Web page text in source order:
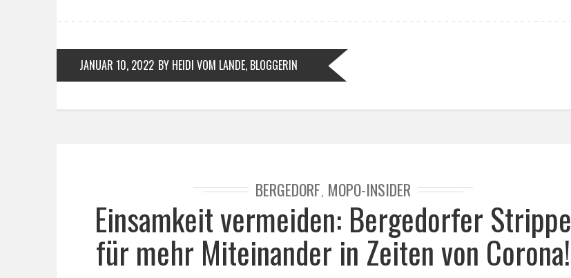
JANUAR 10, 2022 BY HEIDI VOM LANDE, BLOGGERIN
BERGEDORF, MOPO-INSIDER
Einsamkeit vermeiden: Bergedorfer Strippe
für mehr Miteinander in Zeiten von Corona!